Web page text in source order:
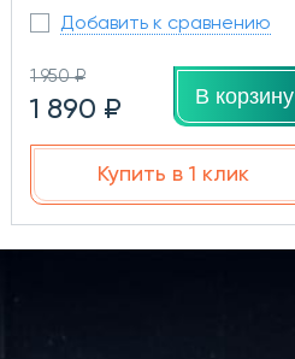
Добавить к сравнению
1 950 ₽
1 890 ₽ В корзину
Купить в 1 клик